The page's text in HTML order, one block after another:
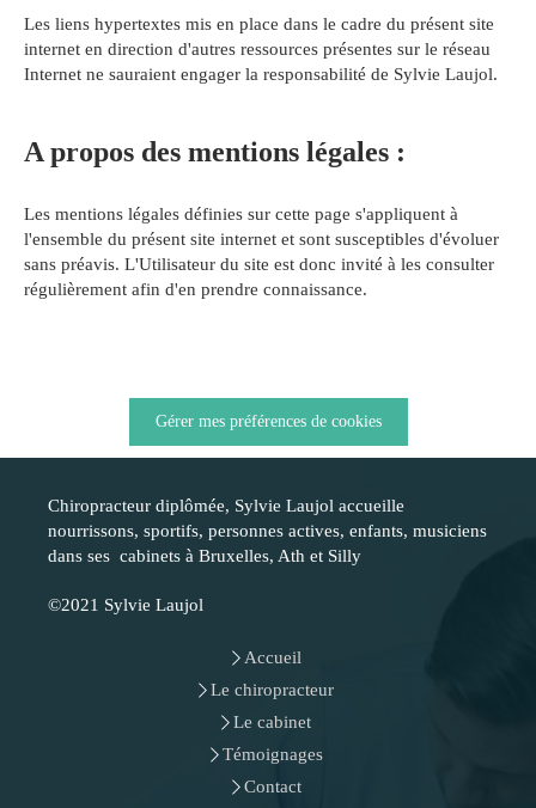
Les liens hypertextes mis en place dans le cadre du présent site
internet en direction d'autres ressources présentes sur le réseau
Internet ne sauraient engager la responsabilité de Sylvie Laujol.
A propos des mentions légales :
Les mentions légales définies sur cette page s'appliquent à
l'ensemble du présent site internet et sont susceptibles d'évoluer
sans préavis. L'Utilisateur du site est donc invité à les consulter
régulièrement afin d'en prendre connaissance.
Gérer mes préférences de cookies
Chiropracteur diplômée, Sylvie Laujol accueille
nourrissons, sportifs, personnes actives, enfants, musiciens
dans ses cabinets à Bruxelles, Ath et Silly
©2021 Sylvie Laujol
Accueil
Le chiropracteur
Le cabinet
Témoignages
Contact